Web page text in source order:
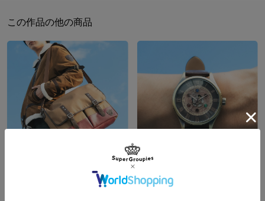
RIMSON SiN-』で登場した「ヴァン専用みっしぃスーツ」を思い起
こすこと間違いなし。
ベルトはヴァンをイメージした蒼。襟のデザインをスタッズで表現
しました。
※裏蓋に入る柄の向きは正位置にはならず個体差がございます。あらかじめご
了承ください。
素材／ ケース・裏蓋・リュウズ・バックル：ステンレススチール 文字盤：真
鍮、アクリルレジン 針：真鍮 風防：ミネラルガラス ベルト：牛革 機
械：MIYOTA 2039（日本製）
18mm 150mm
サイズガイドページはこちら
この作品の他の商品
¥25,300